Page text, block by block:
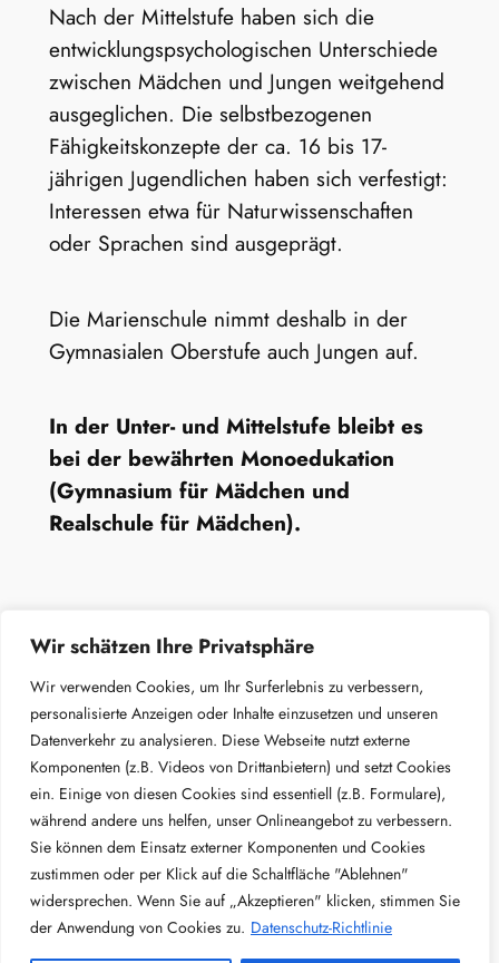
Wir schätzen Ihre Privatsphäre
Wir verwenden Cookies, um Ihr Surferlebnis zu verbessern,
personalisierte Anzeigen oder Inhalte einzusetzen und unseren
Datenverkehr zu analysieren. Diese Webseite nutzt externe
Komponenten (z.B. Videos von Drittanbietern) und setzt Cookies
ein. Einige von diesen Cookies sind essentiell (z.B. Formulare),
während andere uns helfen, unser Onlineangebot zu verbessern.
Sie können dem Einsatz externer Komponenten und Cookies
zustimmen oder per Klick auf die Schaltfläche "Ablehnen"
widersprechen. Wenn Sie auf „Akzeptieren" klicken, stimmen Sie
der Anwendung von Cookies zu. Datenschutz-Richtlinie
Nach der Mittelstufe haben sich die
entwicklungspsychologischen Unterschiede
zwischen Mädchen und Jungen weitgehend
ausgeglichen. Die selbstbezogenen
Fähigkeitskonzepte der ca. 16 bis 17-
jährigen Jugendlichen haben sich verfestigt:
Interessen etwa für Naturwissenschaften
oder Sprachen sind ausgeprägt.
Die Marienschule nimmt deshalb in der
Gymnasialen Oberstufe auch Jungen auf.
In der Unter- und Mittelstufe bleibt es
bei der bewährten Monoedukation
(Gymnasium für Mädchen und
Realschule für Mädchen).
Marienschule Fulda
Impressum
Datenschutz
Newsletter
Kontakt